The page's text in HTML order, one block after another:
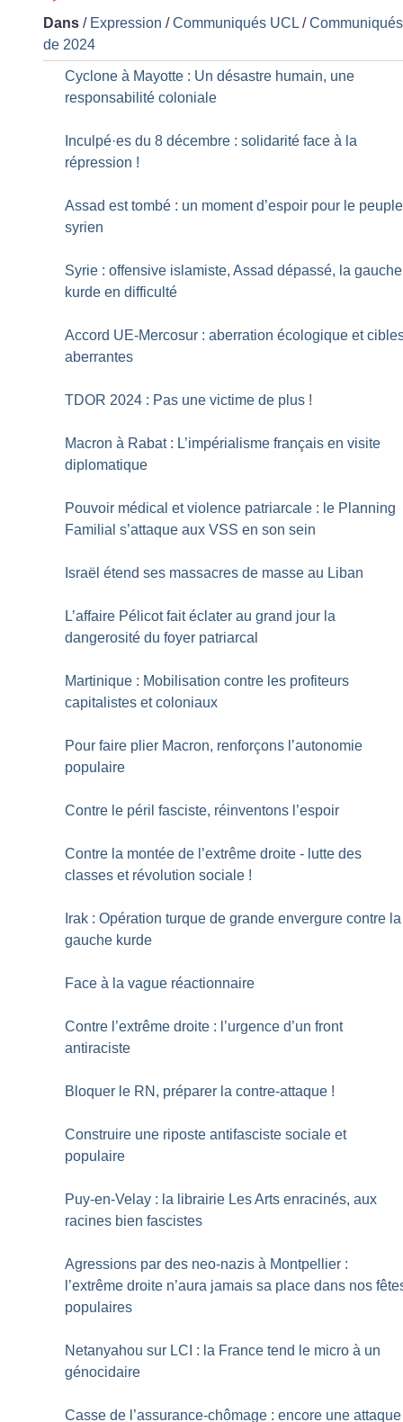
Dans / Expression /Communiqués UCL /Communiqués
de 2024
Cyclone à Mayotte : Un désastre humain, une
responsabilité coloniale
Inculpé·es du 8 décembre : solidarité face à la
répression !
Assad est tombé : un moment d’espoir pour le peuple
syrien
Syrie : offensive islamiste, Assad dépassé, la gauche
kurde en difficulté
Accord UE-Mercosur : aberration écologique et
aberrantes
TDOR 2024 : Pas une victime de plus !
Macron à Rabat : L’impérialisme français en visite
diplomatique
Pouvoir médical et violence patriarcale : le Planning
Familial s’attaque aux VSS en son sein
Israël étend ses massacres de masse au Liban
L’affaire Pélicot fait éclater au grand jour la
dangerosité du foyer patriarcal
Martinique : Mobilisation contre les profiteurs
capitalistes et coloniaux
Pour faire plier Macron, renforçons l’autonomie
populaire
Contre le péril fasciste, réinventons l’espoir
Contre la montée de l’extrême droite - lutte des
classes et révolution sociale !
Irak : Opération turque de grande envergure contre la
gauche kurde
Face à la vague réactionnaire
Contre l’extrême droite : l’urgence d’un front
antiraciste
Bloquer le RN, préparer la contre-attaque !
Construire une riposte antifasciste sociale et
populaire
Puy-en-Velay : la librairie Les Arts enracinés, aux
racines bien fascistes
Agressions par des neo-nazis à Montpellier :
l’extrême droite n’aura jamais sa place dans nos
populaires
Netanyahou sur LCI : la France tend le micro à un
génocidaire
Casse de l’assurance-chômage : encore une attaque